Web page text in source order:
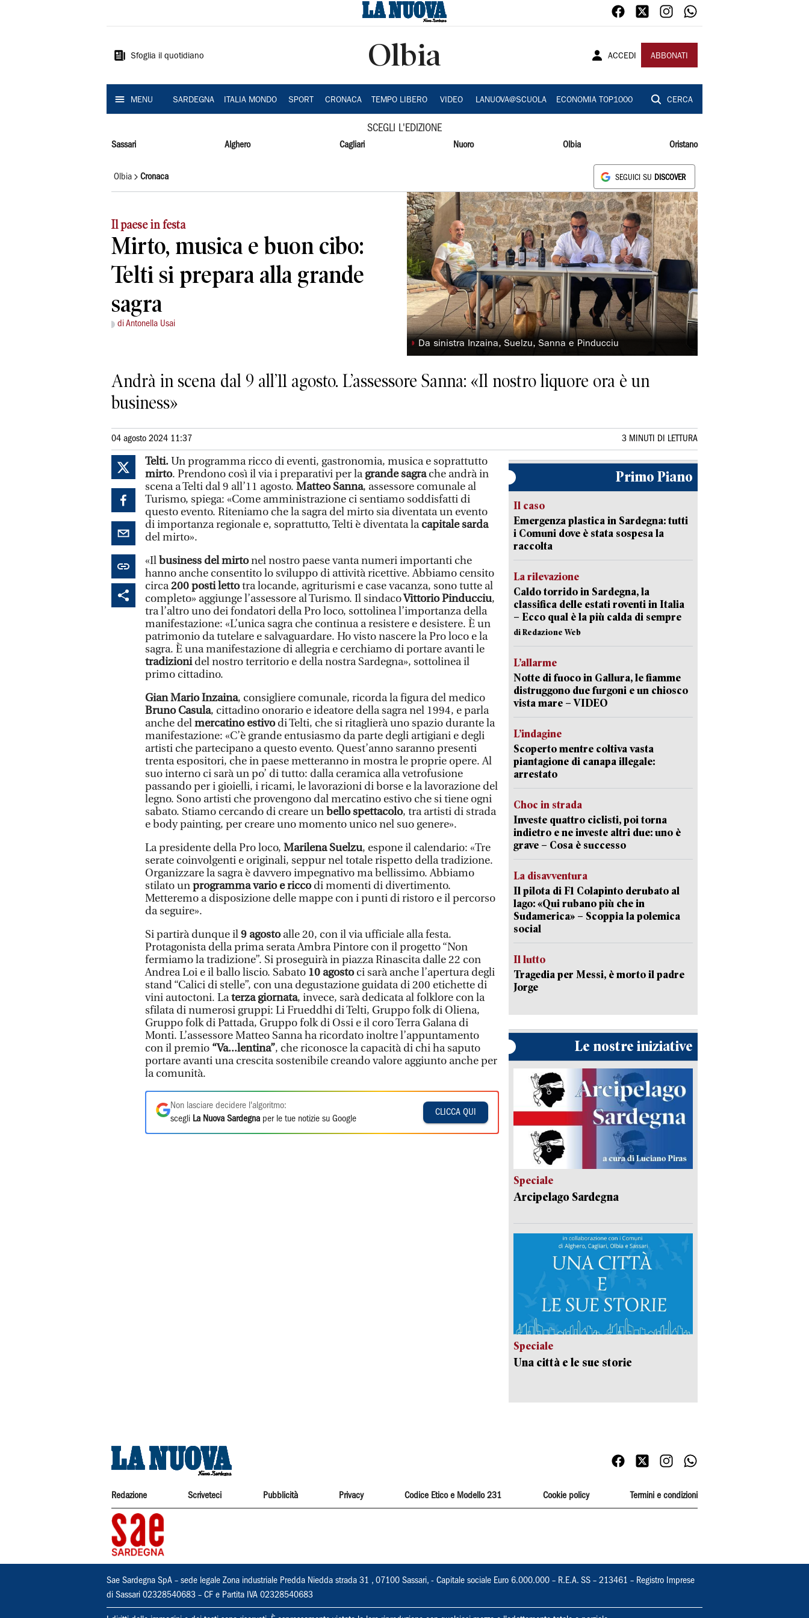
Sardegna
Sfoglia il quotidiano Olbia ACCEDI ABBONATI
MENU SARDEGNA ITALIA MONDO SPORT CRONACA TEMPO LIBERO VIDEO LANUOVA@SCUOLA ECONOMIA TOP1000 CERCA
SCEGLI L'EDIZIONE
Sassari Alghero Cagliari Nuoro Olbia Oristano
Olbia Cronaca SEGUICI SU DISCOVER
Il paese in festa
Mirto, musica e buon cibo:
Telti si prepara alla grande
sagra
di Antonella Usai
◗ Da sinistra Inzaina, Suelzu, Sanna e Pinducciu
Andrà in scena dal 9 all’11 agosto. L’assessore Sanna: «Il nostro liquore ora è un
business»
04 agosto 2024 11:37 3 MINUTI DI LETTURA
Telti.Un programma ricco di eventi, gastronomia, musica e soprattutto
mirto. Prendono così il via i preparativi per lagrande sagrache andrà in
scena a Telti dal 9 all’11 agosto. Matteo Sanna, assessore comunale al
Turismo, spiega: «Come amministrazione ci sentiamo soddisfatti di
questo evento. Riteniamo che la sagra del mirto sia diventata un evento
di importanza regionale e, soprattutto, Telti è diventata lacapitale sarda
del mirto».
«Ilbusiness del mirtonel nostro paese vanta numeri importanti che
hanno anche consentito lo sviluppo di attività ricettive. Abbiamo censito
circa200 posti lettotra locande, agriturismi e case vacanza, sono tutte al
completo» aggiunge l’assessore al Turismo. Il sindacoVittorio Pinducciu,
tra l’altro uno dei fondatori della Pro loco, sottolinea l’importanza della
manifestazione: «L’unica sagra che continua a resistere e desistere. È un
patrimonio da tutelare e salvaguardare. Ho visto nascere la Pro loco e la
sagra. È una manifestazione di allegria e cerchiamo di portare avanti le
tradizionidel nostro territorio e della nostra Sardegna», sottolinea il
primo cittadino.
Gian Mario Inzaina, consigliere comunale, ricorda la figura del medico
Bruno Casula, cittadino onorario e ideatore della sagra nel 1994, e parla
anche delmercatino estivodi Telti, che si ritaglierà uno spazio durante la
manifestazione: «C’è grande entusiasmo da parte degli artigiani e degli
artisti che partecipano a questo evento. Quest’anno saranno presenti
trenta espositori, che in paese metteranno in mostra le proprie opere. Al
suo interno ci sarà un po’ di tutto: dalla ceramica alla vetrofusione
passando per i gioielli, i ricami, le lavorazioni di borse e la lavorazione del
legno. Sono artisti che provengono dal mercatino estivo che si tiene ogni
sabato. Stiamo cercando di creare unbello spettacolo, tra artisti di strada
e body painting, per creare uno momento unico nel suo genere».
La presidente della Pro loco, Marilena Suelzu, espone il calendario: «Tre
serate coinvolgenti e originali, seppur nel totale rispetto della tradizione.
Organizzare la sagra è davvero impegnativo ma bellissimo. Abbiamo
stilato unprogramma vario e riccodi momenti di divertimento.
Metteremo a disposizione delle mappe con i punti di ristoro e il percorso
da seguire».
Si partirà dunque il9 agostoalle 20, con il via ufficiale alla festa.
Protagonista della prima serata Ambra Pintore con il progetto “Non
fermiamo la tradizione”. Si proseguirà in piazza Rinascita dalle 22 con
Andrea Loi e il ballo liscio. Sabato 10 agostoci sarà anche l’apertura degli
stand “Calici di stelle”, con una degustazione guidata di 200 etichette di
vini autoctoni. Laterza giornata, invece, sarà dedicata al folklore con la
sfilata di numerosi gruppi: Li Frueddhi di Telti, Gruppo folk di Oliena,
Gruppo folk di Pattada, Gruppo folk di Ossi e il coro Terra Galana di
Monti. L’assessore Matteo Sanna ha ricordato inoltre l’appuntamento
con il premio “Va...lentina”, che riconosce la capacità di chi ha saputo
portare avanti una crescita sostenibile creando valore aggiunto anche per
la comunità.
Non lasciare decidere l'algoritmo:
scegli La Nuova Sardegna per le tue notizie su Google
CLICCA QUI
Primo Piano
Il caso
Emergenza plastica in Sardegna: tutti
i Comuni dove è stata sospesa la
raccolta
La rilevazione
Caldo torrido in Sardegna, la
classifica delle estati roventi in Italia
– Ecco qual è la più calda di sempre
di Redazione Web
L’allarme
Notte di fuoco in Gallura, le fiamme
distruggono due furgoni e un chiosco
vista mare – VIDEO
L’indagine
Scoperto mentre coltiva vasta
piantagione di canapa illegale:
arrestato
Choc in strada
Investe quattro ciclisti, poi torna
indietro e ne investe altri due: uno è
grave – Cosa è successo
La disavventura
Il pilota di F1 Colapinto derubato al
lago: «Qui rubano più che in
Sudamerica» – Scoppia la polemica
social
Il lutto
Tragedia per Messi, è morto il padre
Jorge
Le nostre iniziative
Speciale
Arcipelago Sardegna
Speciale
Una città e le sue storie
Redazione Scriveteci Pubblicità Privacy Codice Etico e Modello 231 Cookie policy Termini e condizioni
Sae Sardegna SpA – sede legale Zona industriale Predda Niedda strada 31 , 07100 Sassari, - Capitale sociale Euro 6.000.000 – R.E.A. SS – 213461 – Registro Imprese
di Sassari 02328540683 – CF e Partita IVA 02328540683